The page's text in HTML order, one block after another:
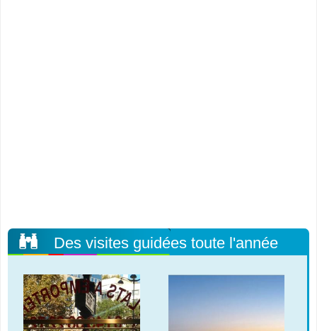
Des visites guidées toute l'année